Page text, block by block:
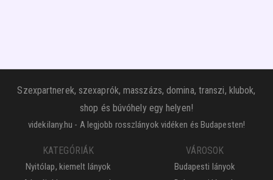
Szexpartnerek, szexaprók, masszázs, domina, transzi, klubok,
shop és búvóhely egy helyen!
videkilany.hu - A legjobb rosszlányok vidéken és Budapesten!
KATEGÓRIÁK
Nyitólap, kiemelt lányok
VÁROSOK
Budapesti lányok